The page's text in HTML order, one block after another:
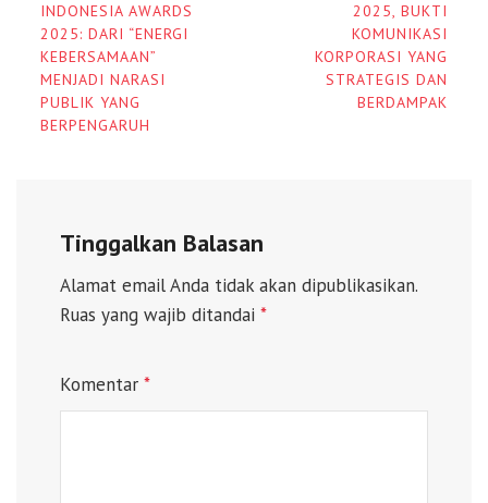
INDONESIA AWARDS
2025: DARI “ENERGI
KEBERSAMAAN”
MENJADI NARASI
PUBLIK YANG
BERPENGARUH
2025, BUKTI
KOMUNIKASI
KORPORASI YANG
STRATEGIS DAN
BERDAMPAK
Tinggalkan Balasan
Alamat email Anda tidak akan dipublikasikan.
Ruas yang wajib ditandai *
Komentar *